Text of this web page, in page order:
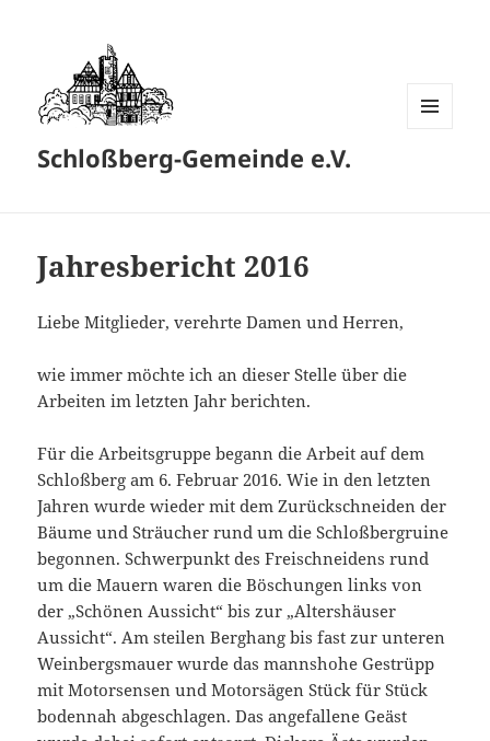
Schloßberg-Gemeinde e.V.
Jahresbericht 2016
Liebe Mitglieder, verehrte Damen und Herren,
wie immer möchte ich an dieser Stelle über die
Arbeiten im letzten Jahr berichten.
Für die Arbeitsgruppe begann die Arbeit auf dem
Schloßberg am 6. Februar 2016. Wie in den letzten
Jahren wurde wieder mit dem Zurückschneiden der
Bäume und Sträucher rund um die Schloßbergruine
begonnen. Schwerpunkt des Freischneidens rund
um die Mauern waren die Böschungen links von
der „Schönen Aussicht“ bis zur „Altershäuser
Aussicht“. Am steilen Berghang bis fast zur unteren
Weinbergsmauer wurde das mannshohe Gestrüpp
mit Motorsensen und Motorsägen Stück für Stück
bodennah abgeschlagen. Das angefallene Geäst